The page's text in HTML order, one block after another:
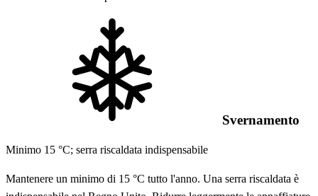
Svernamento
Minimo 15 °C; serra riscaldata indispensabile
Mantenere un minimo di 15 °C tutto l'anno. Una serra riscaldata è